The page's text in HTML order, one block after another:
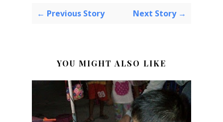
← Previous Story Next Story →
YOU MIGHT ALSO LIKE